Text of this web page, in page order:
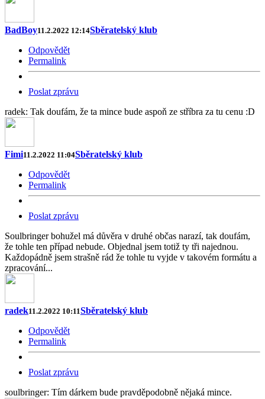
BadBoy11.2.2022 12:14Sběratelský klub
Odpovědět
Permalink
Poslat zprávu
radek: Tak doufám, že ta mince bude aspoň ze stříbra za tu cenu :D
Fimi11.2.2022 11:04Sběratelský klub
Odpovědět
Permalink
Poslat zprávu
Soulbringer bohužel má důvěra v druhé občas narazí, tak doufám,
že tohle ten případ nebude. Objednal jsem totiž ty tři najednou.
Každopádně jsem strašně rád že tohle tu vyjde v takovém formátu a
zpracování...
radek11.2.2022 10:11Sběratelský klub
Odpovědět
Permalink
Poslat zprávu
soulbringer: Tím dárkem bude pravděpodobně nějaká mince.